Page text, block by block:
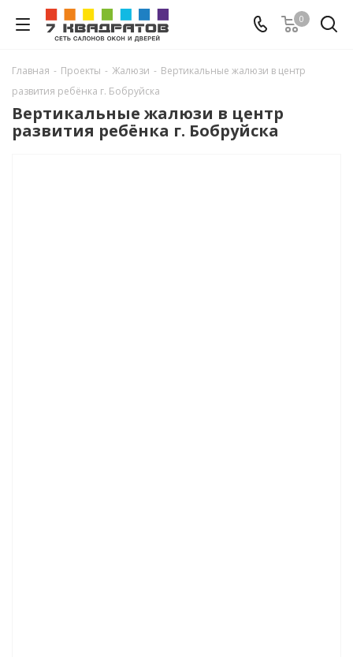
0
Главная - Проекты - Жалюзи - Вертикальные жалюзи в центр
развития ребёнка г. Бобруйска
Вертикальные жалюзи в центр
развития ребёнка г. Бобруйска